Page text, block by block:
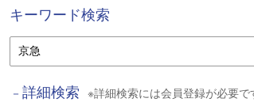
キーワード検索
－ 詳細検索 ※詳細検索には会員登録が必要で